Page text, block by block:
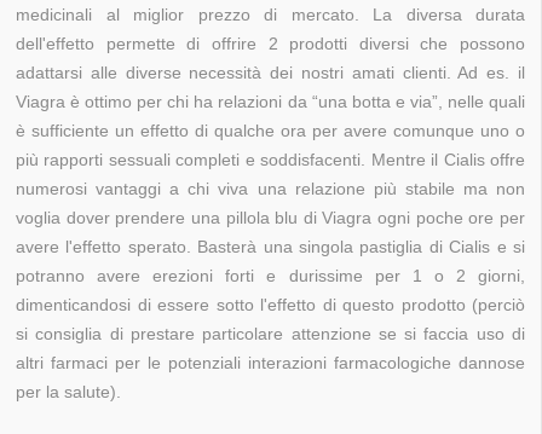
medicinali al miglior prezzo di mercato. La diversa durata
dell'effetto permette di offrire 2 prodotti diversi che possono
adattarsi alle diverse necessità dei nostri amati clienti. Ad es. il
Viagra è ottimo per chi ha relazioni da “una botta e via”, nelle quali
è sufficiente un effetto di qualche ora per avere comunque uno o
più rapporti sessuali completi e soddisfacenti. Mentre il Cialis offre
numerosi vantaggi a chi viva una relazione più stabile ma non
voglia dover prendere una pillola blu di Viagra ogni poche ore per
avere l'effetto sperato. Basterà una singola pastiglia di Cialis e si
potranno avere erezioni forti e durissime per 1 o 2 giorni,
dimenticandosi di essere sotto l'effetto di questo prodotto (perciò
si consiglia di prestare particolare attenzione se si faccia uso di
altri farmaci per le potenziali interazioni farmacologiche dannose
per la salute).